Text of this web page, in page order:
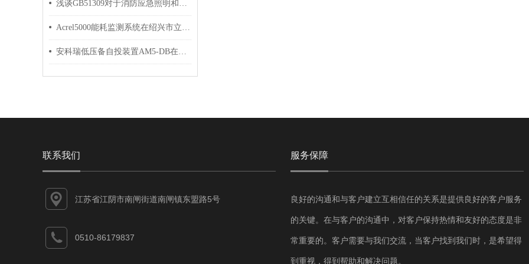
联系我们
江苏省江阴市南闸街道南闸镇东盟路5号
0510-86179837
服务保障
良好的沟通和与客户建立互相信任的关系是提供良好的客户服务
的关键。在与客户的沟通中，对客户保持热情和友好的态度是非
常重要的。客户需要与我们交流，当客户找到我们时，是希望得
到重视，得到帮助和解决问题。